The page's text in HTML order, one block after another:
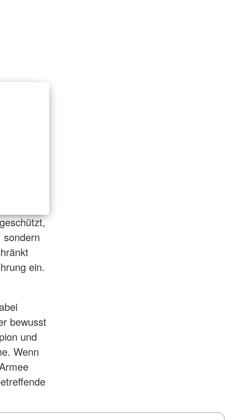
sondern
ein.
bewusst
und
Wenn